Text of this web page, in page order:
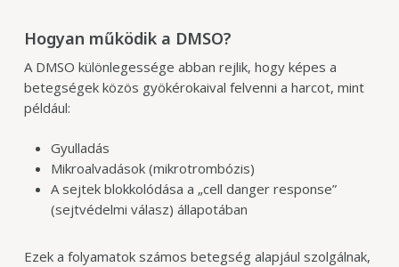
Hogyan működik a DMSO?
A DMSO különlegessége abban rejlik, hogy képes a
betegségek közös gyökérokaival felvenni a harcot, mint
például:
Gyulladás
Mikroalvadások (mikrotrombózis)
A sejtek blokkolódása a „cell danger response”
(sejtvédelmi válasz) állapotában
Ezek a folyamatok számos betegség alapjául szolgálnak,